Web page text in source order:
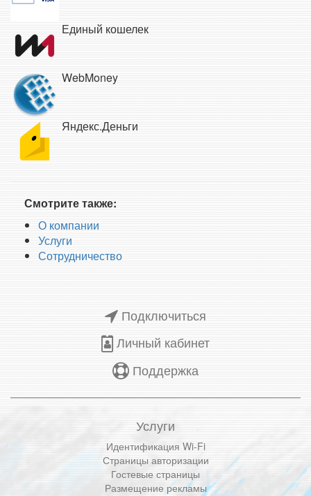
Единый кошелек
WebMoney
Яндекс.Деньги
Смотрите также:
О компании
Услуги
Сотрудничество
Подключиться
Личный кабинет
Поддержка
Услуги
Идентификация Wi-Fi
Страницы авторизации
Гостевые страницы
Размещение рекламы